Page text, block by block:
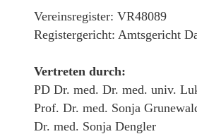
Vereinsregister: VR48089
Registergericht: Amtsgericht
Vertreten durch:
PD Dr. med. Dr. med. univ.
Prof. Dr. med. Sonja
Dr. med. Sonja Dengler